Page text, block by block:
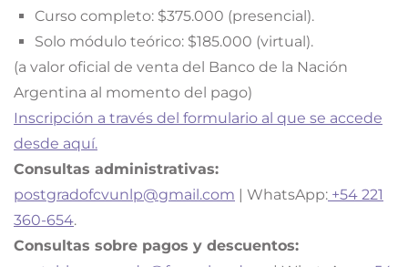
Curso completo: $375.000 (presencial).
Solo módulo teórico: $185.000 (virtual).
(a valor oficial de venta del Banco de la Nación
Argentina al momento del pago)
Inscripción a través del formulario al que se accede
desde aquí.
Consultas administrativas:
postgradofcvunlp@gmail.com | WhatsApp: +54 221
360-654.
Consultas sobre pagos y descuentos: